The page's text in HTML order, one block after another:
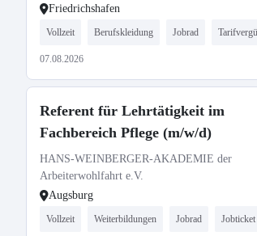
Friedrichshafen
Vollzeit Berufskleidung Jobrad
07.08.2026
Referent für Lehrtätigkeit im
Fachbereich Pflege (m/w/d)
HANS-WEINBERGER-AKADEMIE der
Arbeiterwohlfahrt e.V.
Augsburg
Vollzeit Weiterbildungen Jobrad Jobticket